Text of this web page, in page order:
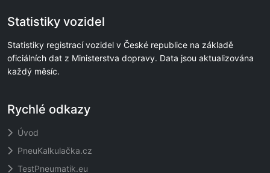
Statistiky vozidel
Statistiky registrací vozidel v České republice na základě
oficiálních dat z Ministerstva dopravy. Data jsou aktualizována
každý měsíc.
Rychlé odkazy
Úvod
PneuKalkulačka.cz
TestPneumatik.eu